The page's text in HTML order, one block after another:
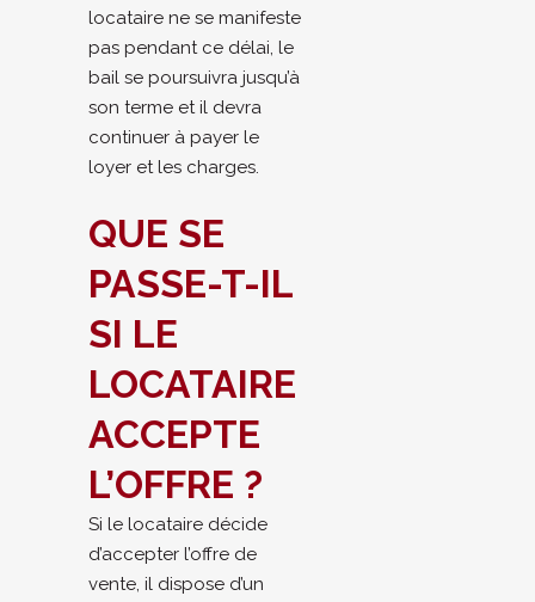
locataire ne se manifeste
pas pendant ce délai, le
bail se poursuivra jusqu’à
son terme et il devra
continuer à payer le
loyer et les charges.
QUE SE
PASSE-T-IL
SI LE
LOCATAIRE
ACCEPTE
L’OFFRE ?
Si le locataire décide
d’accepter l’offre de
vente, il dispose d’un